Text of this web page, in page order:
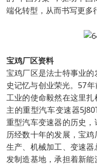
端化转型，从而书写更多
宝鸡厂区资料
宝鸡厂区是法士特事业
史记忆与创业荣光。57
工业的使命毅然在这里
主的重型汽车变速器
重型汽车变速器的历史，
历经数十年的发展，宝
生产、机械加工、变速
发制造基地，承担着新